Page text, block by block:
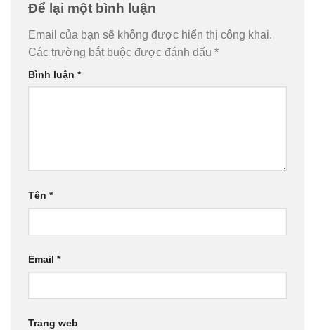
Để lại một bình luận
Email của bạn sẽ không được hiển thị công khai.
Các trường bắt buộc được đánh dấu *
Bình luận *
Tên *
Email *
Trang web